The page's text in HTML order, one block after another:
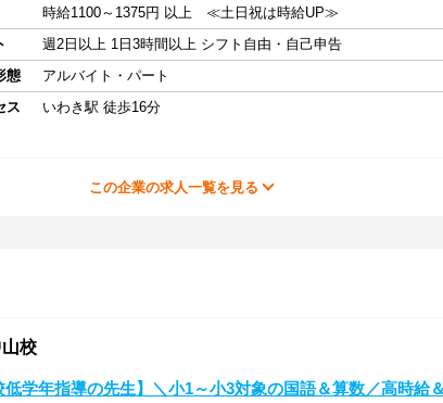
時給1100～1375円 以上 ≪土日祝は時給UP≫
週2日以上 1日3時間以上 シフト自由・自己申告
態
アルバイト・パート
ス
いわき駅 徒歩16分
この企業の求人一覧を見る
校
低学年指導の先生】＼小1～小3対象の国語＆算数／高時給